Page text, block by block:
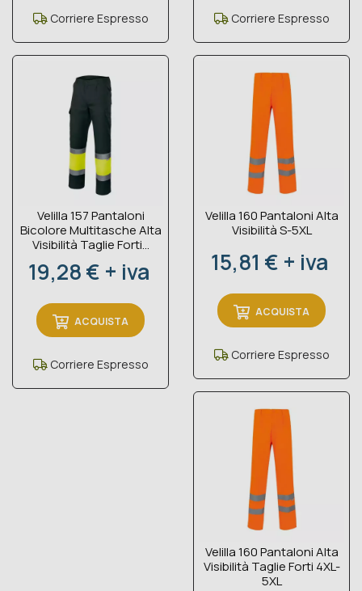
Corriere Espresso Corriere Espresso
Velilla 157 Pantaloni
Bicolore Multitasche Alta
Visibilità Taglie Forti...
Prezzo
19,28 € + iva
ACQUISTA
Corriere Espresso
Velilla 160 Pantaloni Alta
Visibilità S-5XL
Prezzo
15,81 € + iva
ACQUISTA
Corriere Espresso
Velilla 160 Pantaloni Alta
Visibilità Taglie Forti 4XL-
5XL